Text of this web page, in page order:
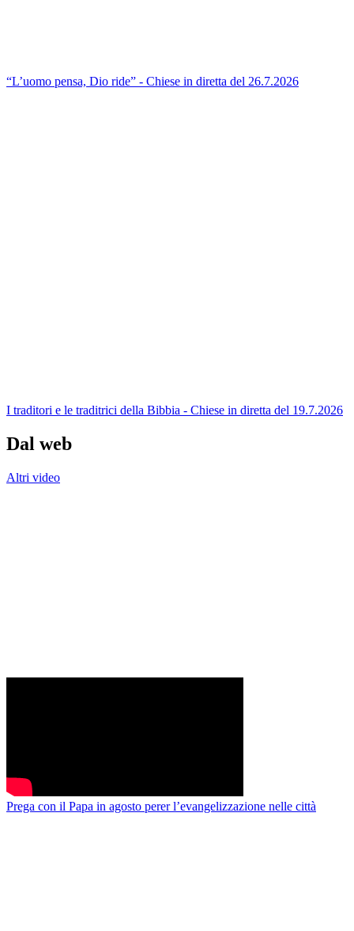
“L’uomo pensa, Dio ride” - Chiese in diretta del 26.7.2026
I traditori e le traditrici della Bibbia - Chiese in diretta del 19.7.2026
Dal web
Altri video
Prega con il Papa in agosto perer l’evangelizzazione nelle città